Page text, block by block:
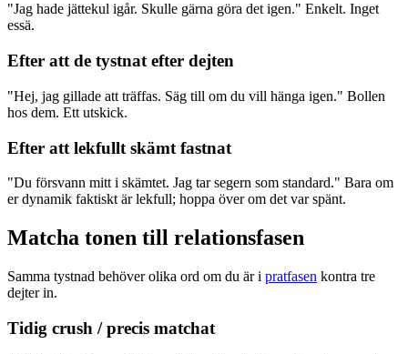
"Jag hade jättekul igår. Skulle gärna göra det igen." Enkelt. Inget
essä.
Efter att de tystnat efter dejten
"Hej, jag gillade att träffas. Säg till om du vill hänga igen." Bollen
hos dem. Ett utskick.
Efter att lekfullt skämt fastnat
"Du försvann mitt i skämtet. Jag tar segern som standard." Bara om
er dynamik faktiskt är lekfull; hoppa över om det var spänt.
Matcha tonen till relationsfasen
Samma tystnad behöver olika ord om du är i pratfasen kontra tre
dejter in.
Tidig crush / precis matchat